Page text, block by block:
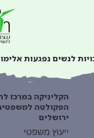
לנשים נפגעות
הקליניקה במרכז
הפקולטה
ירושלים
ייעוץ משפטי